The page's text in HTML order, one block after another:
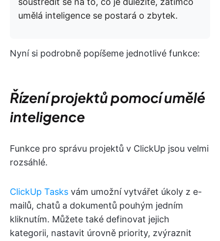
umělá inteligence se postará o zbytek.
Nyní si podrobně popíšeme jednotlivé funkce:
Řízení projektů pomocí umělé
inteligence
Funkce pro správu projektů v ClickUp jsou velmi
rozsáhlé.
ClickUp Tasks vám umožní vytvářet úkoly z e-
mailů, chatů a dokumentů pouhým jedním
kliknutím. Můžete také definovat jejich
kategorii, nastavit úrovně priority, zvýraznit